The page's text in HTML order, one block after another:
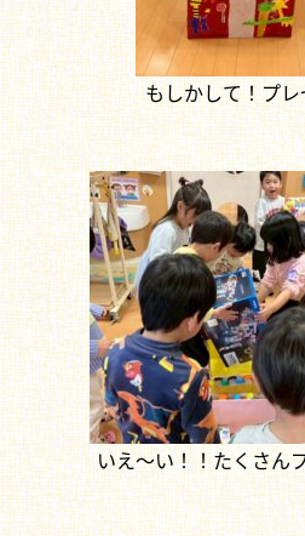
もしかして！プ
いえ～い！！たくさん